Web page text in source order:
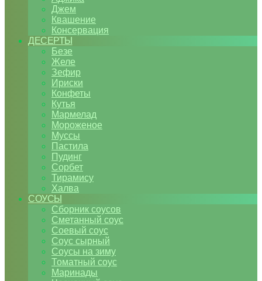
Джем
Квашение
Консервация
ДЕСЕРТЫ
Безе
Желе
Зефир
Ириски
Конфеты
Кутья
Мармелад
Мороженое
Муссы
Пастила
Пудинг
Сорбет
Тирамису
Халва
СОУСЫ
Сборник соусов
Сметанный соус
Соевый соус
Соус сырный
Соусы на зиму
Томатный соус
Маринады